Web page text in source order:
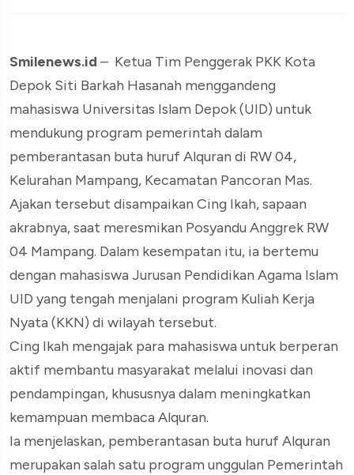
Smilenews.id – Ketua Tim Penggerak PKK Kota
Depok Siti Barkah Hasanah menggandeng
mahasiswa Universitas Islam Depok (UID) untuk
mendukung program pemerintah dalam
pemberantasan buta huruf Alquran di RW 04,
Kelurahan Mampang, Kecamatan Pancoran Mas.
Ajakan tersebut disampaikan Cing Ikah, sapaan
akrabnya, saat meresmikan Posyandu Anggrek RW
04 Mampang. Dalam kesempatan itu, ia bertemu
dengan mahasiswa Jurusan Pendidikan Agama Islam
UID yang tengah menjalani program Kuliah Kerja
Nyata (KKN) di wilayah tersebut.
Cing Ikah mengajak para mahasiswa untuk berperan
aktif membantu masyarakat melalui inovasi dan
pendampingan, khususnya dalam meningkatkan
kemampuan membaca Alquran.
Ia menjelaskan, pemberantasan buta huruf Alquran
merupakan salah satu program unggulan Pemerintah